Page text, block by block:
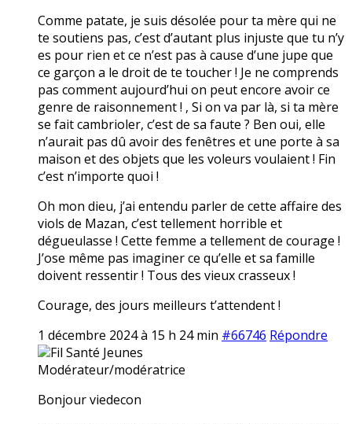
Comme patate, je suis désolée pour ta mère qui ne
te soutiens pas, c’est d’autant plus injuste que tu n’y
es pour rien et ce n’est pas à cause d’une jupe que
ce garçon a le droit de te toucher ! Je ne comprends
pas comment aujourd’hui on peut encore avoir ce
genre de raisonnement ! , Si on va par là, si ta mère
se fait cambrioler, c’est de sa faute ? Ben oui, elle
n’aurait pas dû avoir des fenêtres et une porte à sa
maison et des objets que les voleurs voulaient ! Fin
c’est n’importe quoi !
Oh mon dieu, j’ai entendu parler de cette affaire des
viols de Mazan, c’est tellement horrible et
dégueulasse ! Cette femme a tellement de courage !
J’ose même pas imaginer ce qu’elle et sa famille
doivent ressentir ! Tous des vieux crasseux !
Courage, des jours meilleurs t’attendent !
1 décembre 2024 à 15 h 24 min #66746 Répondre
Fil Santé Jeunes
Modérateur/modératrice
Bonjour viedecon